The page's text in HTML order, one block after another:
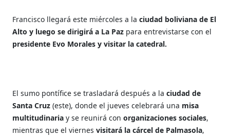
Francisco llegará este miércoles a laciudad boliviana de El
Alto y luego se dirigirá a La Paz para entrevistarse con el
presidente Evo Morales y visitar la catedral.
El sumo pontífice se trasladará después a laciudad de
Santa Cruz(este), donde el jueves celebrará una misa
multitudinaria y se reunirá con organizaciones sociales,
mientras que el viernesvisitará la cárcel de Palmasola,